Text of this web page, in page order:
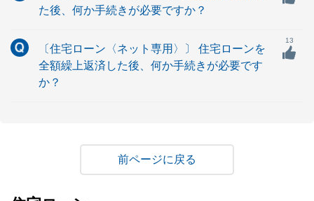
た後、何か手続きが必要ですか？
〔住宅ローン〈ネット専用〉〕 住宅ローンを
全額繰上返済した後、何か手続きが必要です
か？
13
戻る